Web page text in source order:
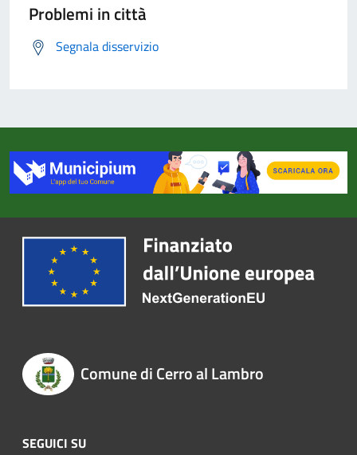
Problemi in città
Segnala disservizio
Comune di Cerro al Lambro
SEGUICI SU